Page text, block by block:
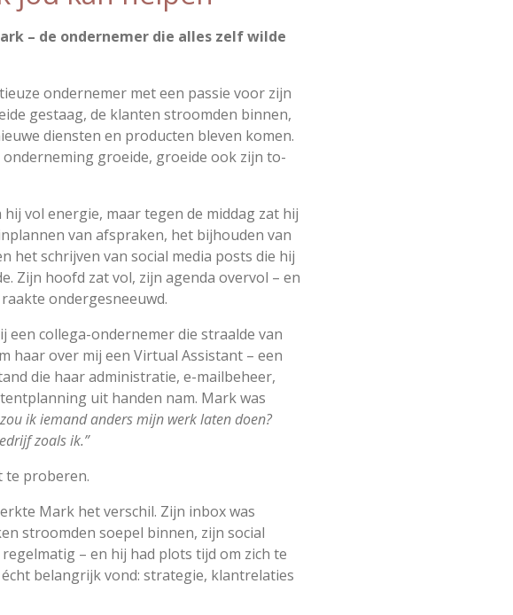
– de ondernemer die alles zelf wilde
ondernemer met een passie voor zijn
gestaag, de klanten stroomden binnen,
diensten en producten bleven komen.
groeide, groeide ook zijn to-
vol energie, maar tegen de middag zat hij
van afspraken, het bijhouden van
het schrijven van social media posts die hij
Zijn hoofd zat vol, zijn agenda overvol – en
ondergesneeuwd.
een collega-ondernemer die straalde van
haar over mij een Virtual Assistant – een
die haar administratie, e-mailbeheer,
uit handen nam. Mark was
ik iemand anders mijn werk laten doen?
zoals ik.”
te proberen.
Mark het verschil. Zijn inbox was
stroomden soepel binnen, zijn social
– en hij had plots tijd om zich te
belangrijk vond: strategie, klantrelaties